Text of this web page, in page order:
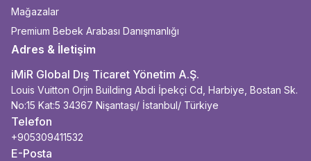
Mağazalar
Premium Bebek Arabası Danışmanlığı
Adres & İletişim
iMiR Global Dış Ticaret Yönetim A.Ş.
Louis Vuitton Orjin Building Abdi İpekçi Cd, Harbiye, Bostan Sk.
No:15 Kat:5 34367 Nişantaşı/ İstanbul/ Türkiye
Telefon
+905309411532
E-Posta